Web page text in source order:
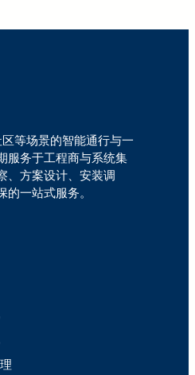
等场景的智能通行与一
服务于工程商与系统集
、方案设计、安装调
一站式服务。